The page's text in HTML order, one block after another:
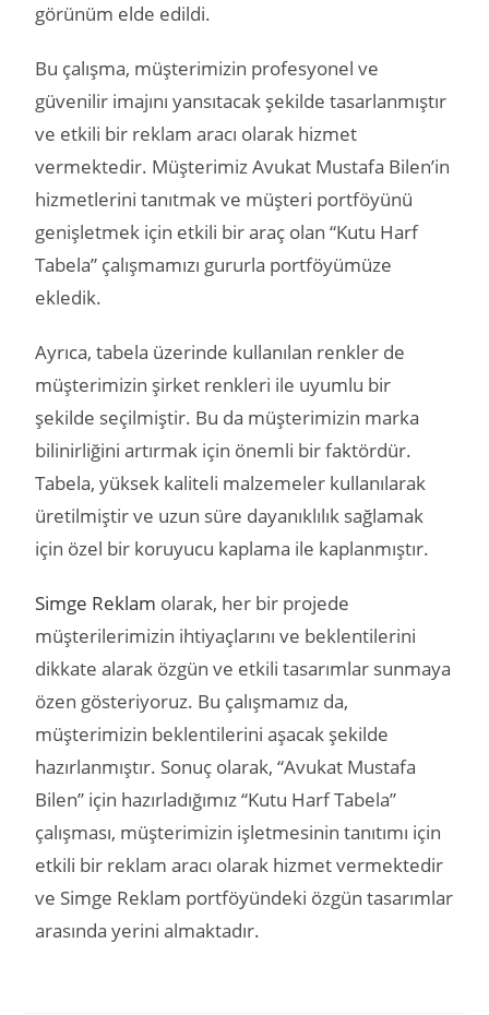
görünüm elde edildi.
Bu çalışma, müşterimizin profesyonel ve
güvenilir imajını yansıtacak şekilde tasarlanmıştır
ve etkili bir reklam aracı olarak hizmet
vermektedir. Müşterimiz Avukat Mustafa Bilen’in
hizmetlerini tanıtmak ve müşteri portföyünü
genişletmek için etkili bir araç olan “Kutu Harf
Tabela” çalışmamızı gururla portföyümüze
ekledik.
Ayrıca, tabela üzerinde kullanılan renkler de
müşterimizin şirket renkleri ile uyumlu bir
şekilde seçilmiştir. Bu da müşterimizin marka
bilinirliğini artırmak için önemli bir faktördür.
Tabela, yüksek kaliteli malzemeler kullanılarak
üretilmiştir ve uzun süre dayanıklılık sağlamak
için özel bir koruyucu kaplama ile kaplanmıştır.
Simge Reklam olarak, her bir projede
müşterilerimizin ihtiyaçlarını ve beklentilerini
dikkate alarak özgün ve etkili tasarımlar sunmaya
özen gösteriyoruz. Bu çalışmamız da,
müşterimizin beklentilerini aşacak şekilde
hazırlanmıştır. Sonuç olarak, “Avukat Mustafa
Bilen” için hazırladığımız “Kutu Harf Tabela”
çalışması, müşterimizin işletmesinin tanıtımı için
etkili bir reklam aracı olarak hizmet vermektedir
ve Simge Reklam portföyündeki özgün tasarımlar
arasında yerini almaktadır.